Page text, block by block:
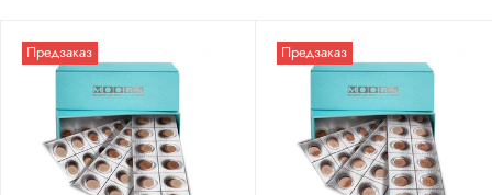
Предзаказ Предзаказ